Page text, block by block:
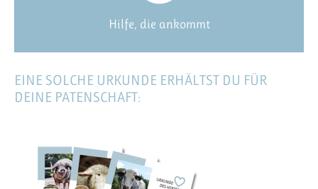
Hilfe, die ankommt
EINE SOLCHE URKUNDE ERHÄLTST DU FÜR
DEINE PATENSCHAFT: